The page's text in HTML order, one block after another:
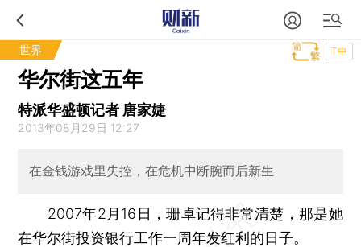
世界 T中
华尔街这五年
特派华盛顿记者 唐家婕
2013年08月29日 12:27
在金钱游戏里失控，在危机中断腕而后新生
2007年2月16日，珊卓记得非常清楚，那是她
在华尔街投资银行工作一周年发红利的日子。